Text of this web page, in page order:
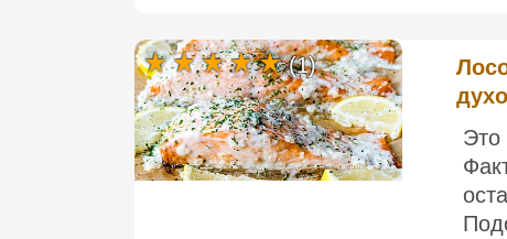
Это
(1)